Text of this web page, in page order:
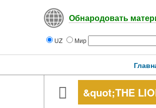
Обнародовать
UZ Мир
&quot;THE